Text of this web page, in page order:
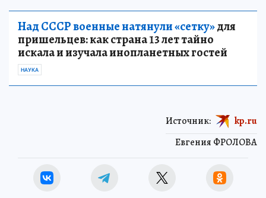
Над СССР военные натянули «сетку»для
пришельцев: как страна 13 лет тайно
искала и изучала инопланетных гостей
НАУКА
Евгения ФРОЛОВА
Источник: kp.ru